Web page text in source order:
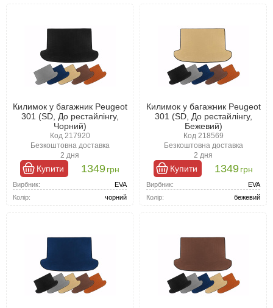
Килимок у багажник Peugeot
301 (SD, До рестайлінгу,
Чорний)
Код 217920
Безкоштовна доставка
2 дня
Купити 1349грн
Вирбник:
EVA
Колір:
чорний
Килимок у багажник Peugeot
301 (SD, До рестайлінгу,
Бежевий)
Код 218569
Безкоштовна доставка
2 дня
Купити 1349грн
Вирбник:
EVA
Колір:
бежевий